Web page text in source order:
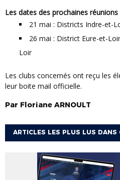
Les dates des prochaines réunions
21 mai : Districts Indre-et-
26 mai : District Eure-et-
Loir
Les clubs concernés ont reçu les éléments sur ces réunions sur
leur boite mail officielle.
Par Floriane ARNOULT
ARTICLES LES PLUS LUS DANS